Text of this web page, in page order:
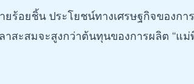
ร้อยชิ้น ประโยชน์ทางเศรษฐกิจของก
ะสมจะสูงกว่าต้นทุนของการผลิต “แม่